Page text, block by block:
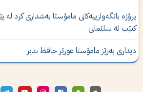
بانگەوازییەکانی مامۆستا بەشدارى كرد لە
لە سلێمانی
به‌رێز مامۆستا عوزێر حافظ نذیر